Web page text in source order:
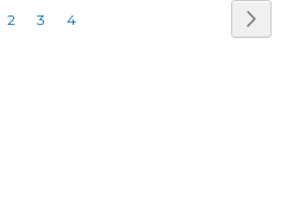
Página
Página
2 Página
3 Página
4